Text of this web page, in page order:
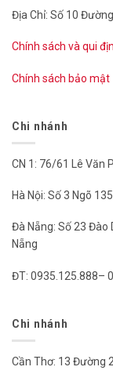
Địa Chỉ: Số 10 Đường
Chính sách và qui
Chính sách bảo mật
Chi nhánh
CN 1: 76/61 Lê Văn
Hà Nội: Số 3 Ngõ
Đà Nẵng: Số 23 Đào
Nẵng
ĐT: 0935.125.888–
Chi nhánh
Cần Thơ: 13 Đường